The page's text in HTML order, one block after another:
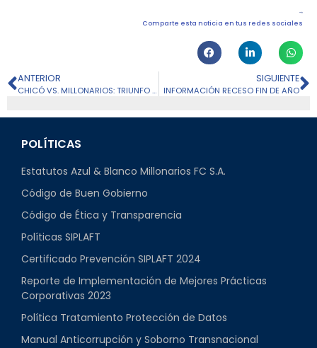
Comparte esta noticia en tus redes sociales
ANTERIOR
CHICÓ VS. MILLONARIOS: TRIUNFO PARA CERRAR EL SEMESTRE
SIGUIENTE
INFORMACIÓN RECESO FIN DE AÑO
POLÍTICAS
Estatutos Azul & Blanco Millonarios FC S.A.
Código de Buen Gobierno
Código de Ética y Transparencia
Políticas SIPLAFT
Certificado Prevención SIPLAFT 2024
Reporte de Implementación de Mejores Prácticas
Corporativas 2023
Política Tratamiento Protección de Datos
Manual Anticorrupción y Soborno Transnacional